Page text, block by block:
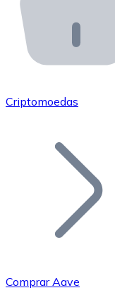
API Bitnovo
Integre nossa
Junte-se à
Adicione o
Criptomoedas
Comprar Aave